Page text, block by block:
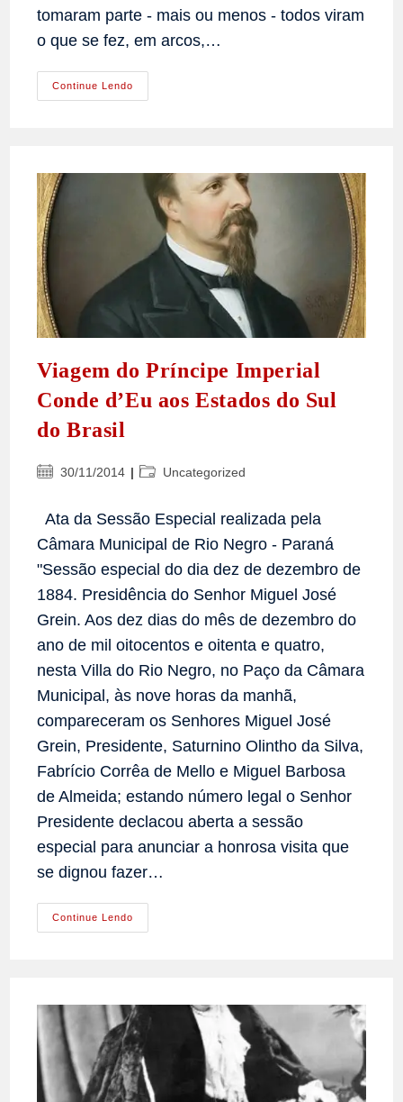
tomaram parte - mais ou menos - todos viram
o que se fez, em arcos,…
Continue Lendo
De
Princesa
Da.
Isabel
Viagem do Príncipe Imperial
Conde d’Eu aos Estados do Sul
do Brasil
Post30/11/2014
Categoria
Uncategorized
Ata da Sessão Especial realizada pela
Câmara Municipal de Rio Negro - Paraná
"Sessão especial do dia dez de dezembro de
1884. Presidência do Senhor Miguel José
Grein. Aos dez dias do mês de dezembro do
ano de mil oitocentos e oitenta e quatro,
nesta Villa do Rio Negro, no Paço da Câmara
Municipal, às nove horas da manhã,
compareceram os Senhores Miguel José
Grein, Presidente, Saturnino Olintho da Silva,
Fabrício Corrêa de Mello e Miguel Barbosa
de Almeida; estando número legal o Senhor
Presidente declacou aberta a sessão
especial para anunciar a honrosa visita que
se dignou fazer…
Continue Lendo
Do
Estados
Do
Sul
Do
Brasil